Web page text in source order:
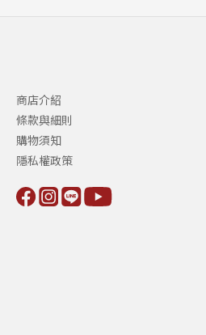
商店介紹
條款與細則
購物須知
隱私權政策